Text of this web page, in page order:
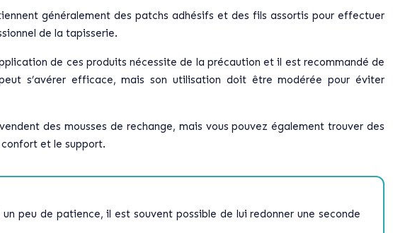
généralement des patchs adhésifs et des fils assortis pour effectuer
de la tapisserie.
de ces produits nécessite de la précaution et il est recommandé de
s’avérer efficace, mais son utilisation doit être modérée pour éviter
des mousses de rechange, mais vous pouvez également trouver des
et le support.
peu de patience, il est souvent possible de lui redonner une seconde